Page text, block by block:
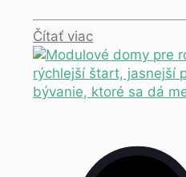
Čítať viac